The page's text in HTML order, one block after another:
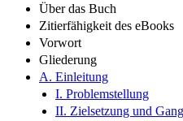
Über das Buch
Zitierfähigkeit des eBooks
Vorwort
Gliederung
A. Einleitung
I. Problemstellung
II. Zielsetzung und